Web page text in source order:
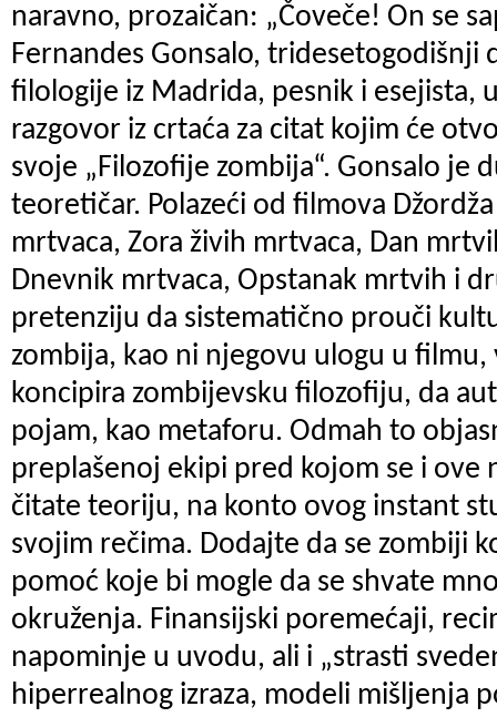
naravno, prozaičan: „Čoveče! On se
Fernandes Gonsalo, tridesetogodišnji
filologije iz Madrida, pesnik i esejista,
razgovor iz crtaća za citat kojim će
svoje „Filozofije zombija“. Gonsalo je
teoretičar. Polazeći od filmova
mrtvaca, Zora živih mrtvaca, Dan
Dnevnik mrtvaca, Opstanak mrtvih i
pretenziju da sistematično prouči
zombija, kao ni njegovu ulogu u filmu,
koncipira zombijevsku filozofiju, da
pojam, kao metaforu. Odmah to
preplašenoj ekipi pred kojom se i ove
čitate teoriju, na konto ovog instant
svojim rečima. Dodajte da se zombiji
pomoć koje bi mogle da se shvate
okruženja. Finansijski poremećaji,
napominje u uvodu, ali i „strasti
hiperrealnog izraza, modeli mišljenja